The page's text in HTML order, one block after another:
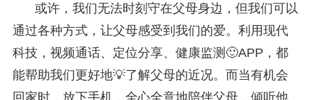
或许，我们无法时刻守在父母身边，但我们可以
通过各种方式，让父母感受到我们的爱。利用现代
科技，视频通话、定位分享、健康监测🙂APP，都
能帮助我们更好地💡了解父母的近况。而当有机会
回家时，放下手机，全心全意地陪伴父母，倾听他